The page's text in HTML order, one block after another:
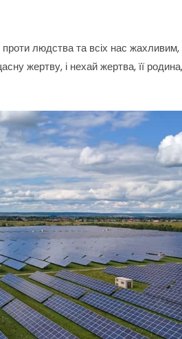
людства та всіх нас
жертву, і нехай жертва, її